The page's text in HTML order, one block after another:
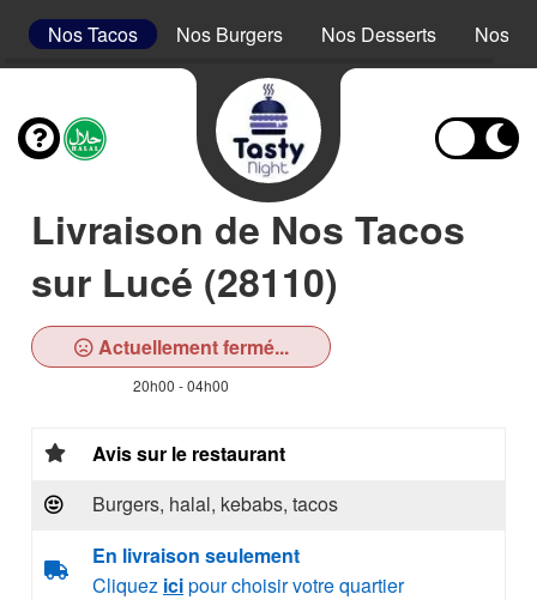
Nos Tacos Nos Burgers Nos Desserts Nos
Livraison de Nos Tacos
sur Lucé (28110)
Actuellement fermé...
20h00 - 04h00
Avis sur le restaurant
Burgers, halal, kebabs, tacos
En livraison seulement
Cliquez icipour choisir votre quartier